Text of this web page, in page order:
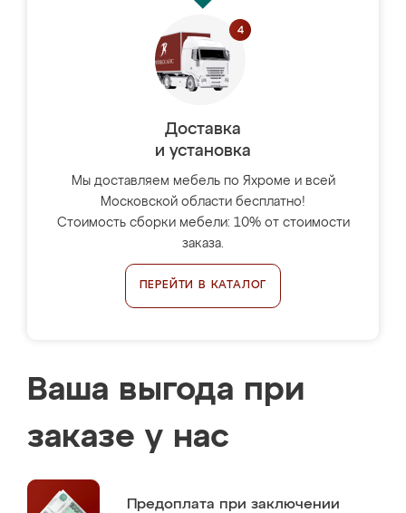
Доставка
и установка
Мы доставляем мебель по Яхроме и всей
Московской области бесплатно!
Стоимость сборки мебели: 10% от стоимости
заказа.
ПЕРЕЙТИ В КАТАЛОГ
Ваша выгода при
заказе у нас
Предоплата при заключении